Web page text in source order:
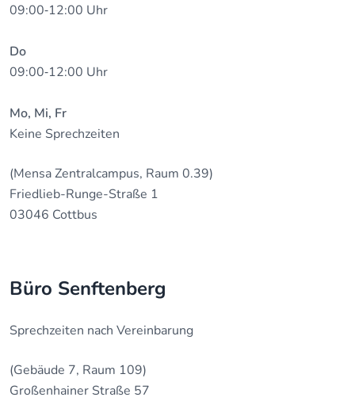
09:00‐12:00 Uhr
Do
09:00‐12:00 Uhr
Mo, Mi, Fr
Keine Sprechzeiten
(Mensa Zentralcampus, Raum 0.39)
Friedlieb-Runge-Straße 1
03046 Cottbus
Büro Senftenberg
Sprechzeiten nach Vereinbarung
(Gebäude 7, Raum 109)
Großenhainer Straße 57